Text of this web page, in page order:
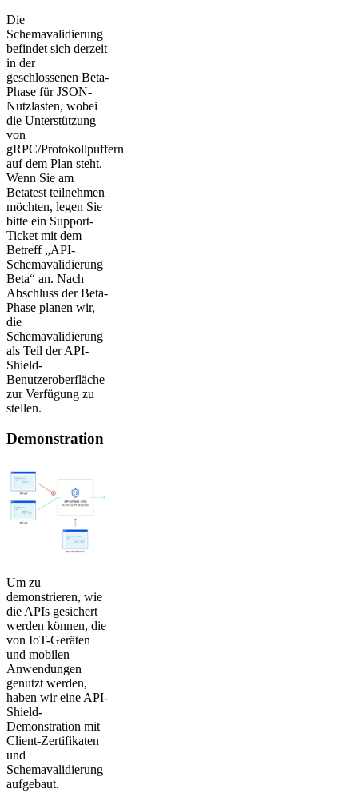
Die
Schemavalidierung
befindet sich derzeit
in der
geschlossenen Beta-
Phase für JSON-
Nutzlasten, wobei
die Unterstützung
von
gRPC/Protokollpuffern
auf dem Plan steht.
Wenn Sie am
Betatest teilnehmen
möchten, legen Sie
bitte ein Support-
Ticket mit dem
Betreff „API-
Schemavalidierung
Beta“ an. Nach
Abschluss der Beta-
Phase planen wir,
die
Schemavalidierung
als Teil der API-
Shield-
Benutzeroberfläche
zur Verfügung zu
stellen.
Demonstration
Um zu
demonstrieren, wie
die APIs gesichert
werden können, die
von IoT-Geräten
und mobilen
Anwendungen
genutzt werden,
haben wir eine API-
Shield-
Demonstration mit
Client-Zertifikaten
und
Schemavalidierung
aufgebaut.